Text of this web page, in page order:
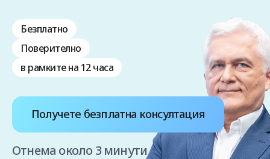
Безплатно
Поверително
в рамките на 12 часа
Получете безплатна консултация
Отнема около 3 минути